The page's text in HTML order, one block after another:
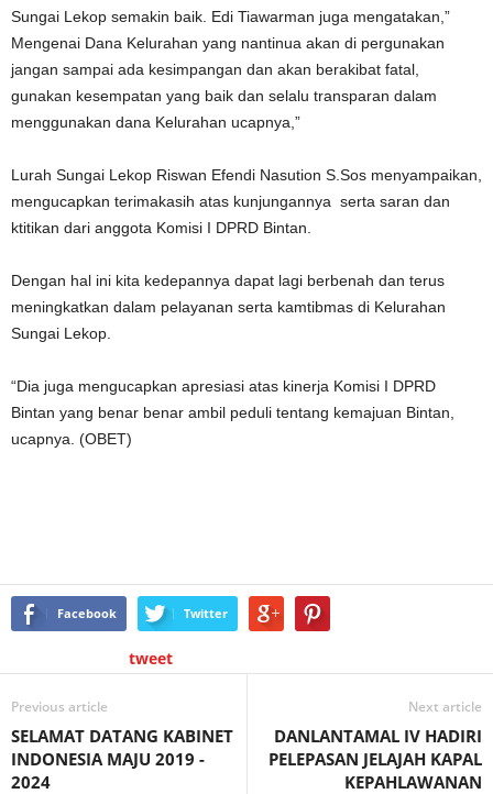
Sungai Lekop semakin baik. Edi Tiawarman juga mengatakan,”
Mengenai Dana Kelurahan yang nantinua akan di pergunakan
jangan sampai ada kesimpangan dan akan berakibat fatal,
gunakan kesempatan yang baik dan selalu transparan dalam
menggunakan dana Kelurahan ucapnya,”
Lurah Sungai Lekop Riswan Efendi Nasution S.Sos menyampaikan,
mengucapkan terimakasih atas kunjungannya serta saran dan
ktitikan dari anggota Komisi I DPRD Bintan.
Dengan hal ini kita kedepannya dapat lagi berbenah dan terus
meningkatkan dalam pelayanan serta kamtibmas di Kelurahan
Sungai Lekop.
“Dia juga mengucapkan apresiasi atas kinerja Komisi I DPRD
Bintan yang benar benar ambil peduli tentang kemajuan Bintan,
ucapnya. (OBET)
Facebook Twitter
tweet
Previous article
SELAMAT DATANG KABINET
INDONESIA MAJU 2019 -
2024
Next article
DANLANTAMAL IV HADIRI
PELEPASAN JELAJAH KAPAL
KEPAHLAWANAN